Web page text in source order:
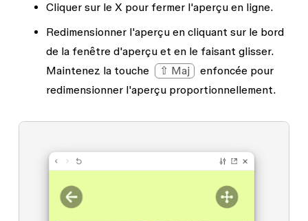
Cliquer sur le X pour fermer l'aperçu en ligne.
Redimensionner l'aperçu en cliquant sur le bord
de la fenêtre d'aperçu et en le faisant glisser.
Maintenez la touche
⇧ Maj
enfoncée pour
redimensionner l'aperçu proportionnellement.